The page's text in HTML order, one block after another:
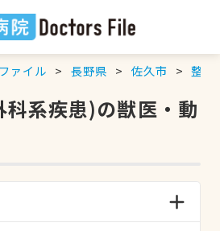
ァイル 長野県 佐久市 整形
系疾患)の獣医・動